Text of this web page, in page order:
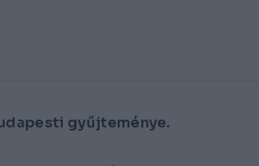
gyűjteménye.